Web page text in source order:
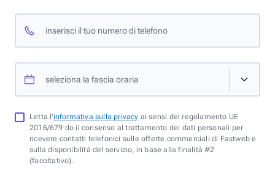
inserisci il tuo numero di telefono
seleziona la fascia oraria
Letta l'informativa sulla privacy ai sensi del regolamento UE
2016/679 do il consenso al trattamento dei dati personali per
ricevere contatti telefonici sulle offerte commerciali di Fastweb e
sulla disponibilità del servizio, in base alla finalità #2
(facoltativo).